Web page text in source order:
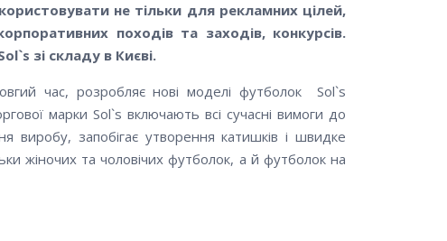
не тільки для рекламних цілей,
походів та заходів, конкурсів.
зі складу в Києві.
час, розробляє нові моделі футболок Sol`s
марки Sol`s включають всі сучасні вимоги до
виробу, запобігає утворення катишків і швидке
жіночих та чоловічих футболок, а й футболок на